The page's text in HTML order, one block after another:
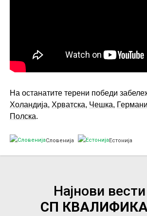
На останатите терени победи
Холандија, Хрватска, Чешка,
Полска.
Словенија Естонија
Најнови
СП